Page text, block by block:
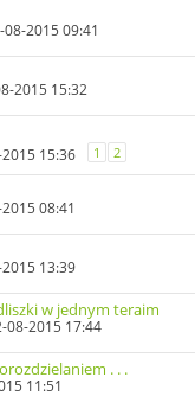
08-2015 09:41
2015 15:32
15:36 1 2
08:41
13:39
w jednym teraim
08-2015 17:44
. . .
11:51